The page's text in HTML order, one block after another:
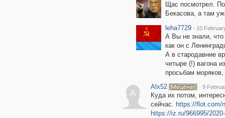
Щас посмотрел.
Бекасова, а там
leha7729 · 10
А Вы не знали, что
как он с
А в стародавние
четыре (!) вагона
просьбам
A
Alx52 · 9
Куда их потом,
сейчас. https://flot.com/
https://iz.ru/966995/